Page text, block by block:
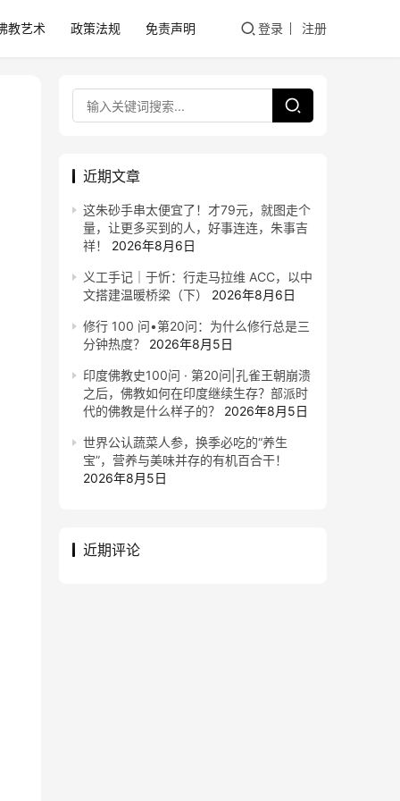
教艺术 政策法规 免责声明 登录 注册
近期文章
这朱砂手串太便宜了！才79元，就图走个
量，让更多买到的人，好事连连，朱事吉
祥！
2026年8月6日
义工手记｜于忻：行走马拉维 ACC，以中
文搭建温暖桥梁（下）
2026年8月6日
修行 100 问•第20问：为什么修行总是三
分钟热度？
2026年8月5日
印度佛教史100问 · 第20问|孔雀王朝崩溃
之后，佛教如何在印度继续生存？部派时
代的佛教是什么样子的？
2026年8月5日
世界公认蔬菜人参，换季必吃的“养生
宝”，营养与美味并存的有机百合干！
2026年8月5日
近期评论